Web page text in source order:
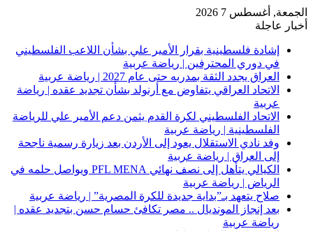
الجمعة, أغسطس 7 2026
أخبار عاجلة
إشادة فلسطينية بقرار الأمير علي بشأن اللاعب الفلسطيني
في دوري المحترفين | رياضة عربية
العراق يجدد الثقة بمدربه حتى عام 2027 | رياضة عربية
الاتحاد العراقي يتفاوض مع أرنولد بشأن تجديد عقده | رياضة
عربية
الاتحاد الفلسطيني لكرة القدم يثمن دعم الأمير علي للرياضة
الفلسطينية | رياضة عربية
وفد نادي الاستقلال يعود إلى الأردن بعد زيارة رسمية ناجحة
إلى العراق | رياضة عربية
الكيالي يتأهل إلى نصف نهائي PFL MENA ويواصل حلمه في
الرياض | رياضة عربية
صلاح يتعهد بـ”بداية جديدة للكرة المصرية” | رياضة عربية
بعد إنجاز المونديال .. مصر تكافئ حسام حسن بتجديد عقده |
رياضة عربية